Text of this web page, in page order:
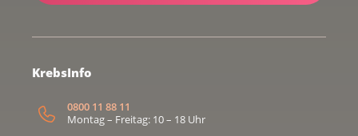
KrebsInfo
0800 11 88 11
Montag – Freitag: 10 – 18 Uhr